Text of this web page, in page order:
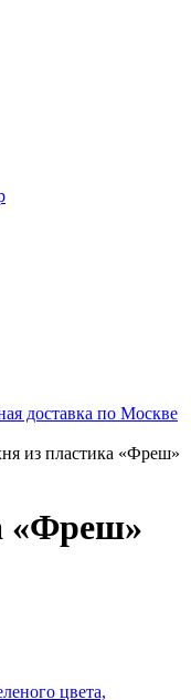
доставка по Москве
из пластика «Фреш»
«Фреш»